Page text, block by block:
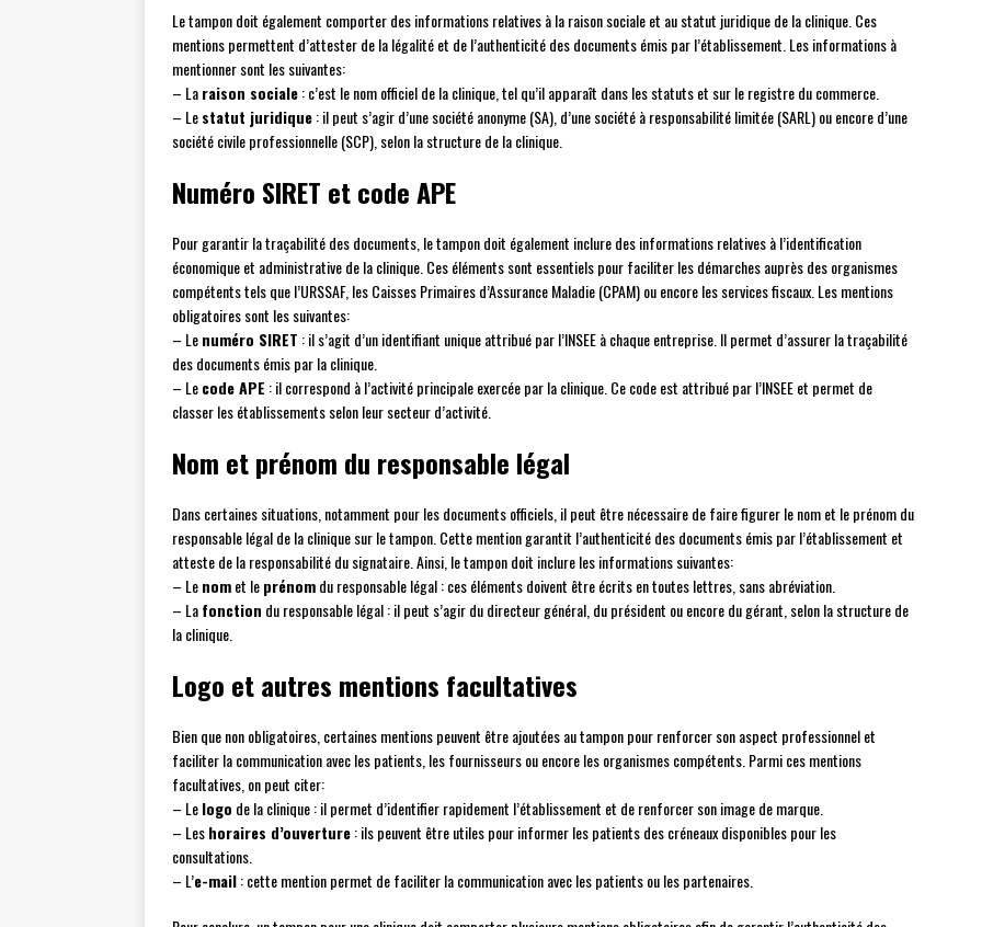
Le tampon doit également comporter des informations relatives à la raison sociale et au statut juridique de la clinique. Ces
mentions permettent d’attester de la légalité et de l’authenticité des documents émis par l’établissement. Les informations à
mentionner sont les suivantes:
– Laraison sociale: c’est le nom officiel de la clinique, tel qu’il apparaît dans les statuts et sur le registre du commerce.
– Lestatut juridique: il peut s’agir d’une société anonyme (SA), d’une société à responsabilité limitée (SARL) ou encore d’une
société civile professionnelle (SCP), selon la structure de la clinique.
Numéro SIRET et code APE
Pour garantir la traçabilité des documents, le tampon doit également inclure des informations relatives à l’identification
économique et administrative de la clinique. Ces éléments sont essentiels pour faciliter les démarches auprès des organismes
compétents tels que l’URSSAF, les Caisses Primaires d’Assurance Maladie (CPAM) ou encore les services fiscaux. Les mentions
obligatoires sont les suivantes:
– Lenuméro SIRET : il s’agit d’un identifiant unique attribué par l’INSEE à chaque entreprise. Il permet d’assurer la traçabilité
des documents émis par la clinique.
– Lecode APE : il correspond à l’activité principale exercée par la clinique. Ce code est attribué par l’INSEE et permet de
classer les établissements selon leur secteur d’activité.
Nom et prénom du responsable légal
Dans certaines situations, notamment pour les documents officiels, il peut être nécessaire de faire figurer le nom et le prénom du
responsable légal de la clinique sur le tampon. Cette mention garantit l’authenticité des documents émis par l’établissement et
atteste de la responsabilité du signataire. Ainsi, le tampon doit inclure les informations suivantes:
– Lenomet leprénomdu responsable légal : ces éléments doivent être écrits en toutes lettres, sans abréviation.
– Lafonction du responsable légal : il peut s’agir du directeur général, du président ou encore du gérant, selon la structure de
la clinique.
Logo et autres mentions facultatives
Bien que non obligatoires, certaines mentions peuvent être ajoutées au tampon pour renforcer son aspect professionnel et
faciliter la communication avec les patients, les fournisseurs ou encore les organismes compétents. Parmi ces mentions
facultatives, on peut citer:
– Lelogo de la clinique : il permet d’identifier rapidement l’établissement et de renforcer son image de marque.
– Leshoraires d’ouverture: ils peuvent être utiles pour informer les patients des créneaux disponibles pour les
consultations.
– L’e-mail: cette mention permet de faciliter la communication avec les patients ou les partenaires.